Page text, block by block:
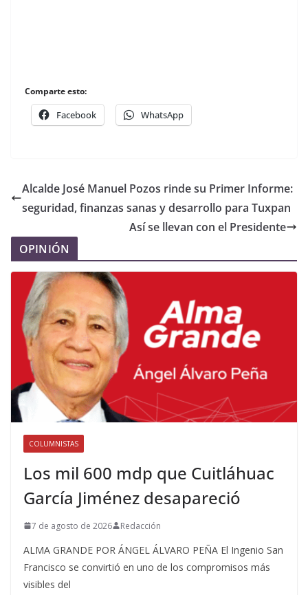
Comparte esto:
Facebook WhatsApp
Alcalde José Manuel Pozos rinde su Primer Informe:
seguridad, finanzas sanas y desarrollo para Tuxpan
Así se llevan con el Presidente
OPINIÓN
COLUMNISTAS
Los mil 600 mdp que Cuitláhuac
García Jiménez desapareció
7 de agosto de 2026 Redacción
ALMA GRANDE POR ÁNGEL ÁLVARO PEÑA El Ingenio San
Francisco se convirtió en uno de los compromisos más
visibles del